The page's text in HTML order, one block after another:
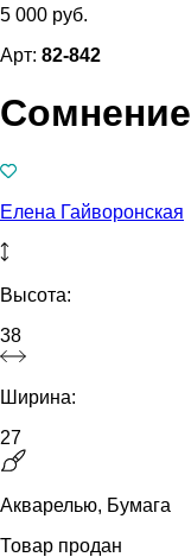
5 000 руб.
Арт: 82-842
Сомнение
Елена Гайворонская
Высота:
38
Ширина:
27
Акварелью, Бумага
Товар продан